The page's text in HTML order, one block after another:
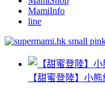
MamiInfo
line
【甜蜜登陸】小